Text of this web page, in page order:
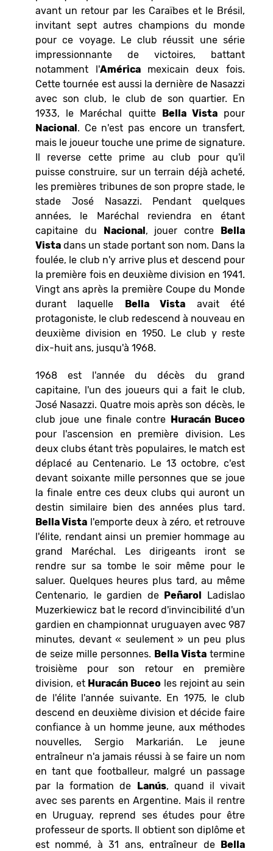
avant un retour par les Caraïbes et le Brésil,
invitant sept autres champions du monde
pour ce voyage. Le club réussit une série
impressionnante de victoires, battant
notamment l'América mexicain deux fois.
Cette tournée est aussi la dernière de Nasazzi
avec son club, le club de son quartier. En
1933, le Maréchal quitte Bella Vistapour
Nacional. Ce n'est pas encore un transfert,
mais le joueur touche une prime de signature.
Il reverse cette prime au club pour qu'il
puisse construire, sur un terrain déjà acheté,
les premières tribunes de son propre stade, le
stade José Nasazzi. Pendant quelques
années, le Maréchal reviendra en étant
capitaine du Nacional, jouer contre Bella
Vista dans un stade portant son nom. Dans la
foulée, le club n'y arrive plus et descend pour
la première fois en deuxième division en 1941.
Vingt ans après la première Coupe du Monde
durant laquelle Bella Vista avait été
protagoniste, le club redescend à nouveau en
deuxième division en 1950. Le club y reste
dix-huit ans, jusqu'à 1968.
1968 est l'année du décès du grand
capitaine, l'un des joueurs qui a fait le club,
José Nasazzi. Quatre mois après son décès, le
club joue une finale contre Huracán Buceo
pour l'ascension en première division. Les
deux clubs étant très populaires, le match est
déplacé au Centenario. Le 13 octobre, c'est
devant soixante mille personnes que se joue
la finale entre ces deux clubs qui auront un
destin similaire bien des années plus tard.
Bella Vista l'emporte deux à zéro, et retrouve
l'élite, rendant ainsi un premier hommage au
grand Maréchal. Les dirigeants iront se
rendre sur sa tombe le soir même pour le
saluer. Quelques heures plus tard, au même
Centenario, le gardien de Peñarol Ladislao
Muzerkiewicz bat le record d'invincibilité d'un
gardien en championnat uruguayen avec 987
minutes, devant « seulement » un peu plus
de seize mille personnes. Bella Vista termine
troisième pour son retour en première
division, et Huracán Buceo les rejoint au sein
de l'élite l'année suivante. En 1975, le club
descend en deuxième division et décide faire
confiance à un homme jeune, aux méthodes
nouvelles, Sergio Markarián. Le jeune
entraîneur n'a jamais réussi à se faire un nom
en tant que footballeur, malgré un passage
par la formation de Lanús, quand il vivait
avec ses parents en Argentine. Mais il rentre
en Uruguay, reprend ses études pour être
professeur de sports. Il obtient son diplôme et
est nommé, à 31 ans, entraîneur de Bella